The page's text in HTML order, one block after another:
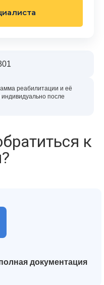
реабилитации и её
после
к
документация